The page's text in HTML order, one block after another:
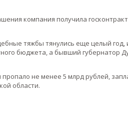
компания получила
тяжбы тянулись еще целый год,
бюджета, а бывший губернатор
пропало не менее 5 млрд рублей,
области.